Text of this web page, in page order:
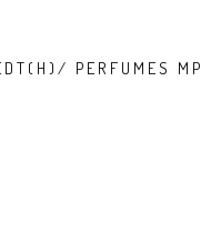
PERFUMES MP